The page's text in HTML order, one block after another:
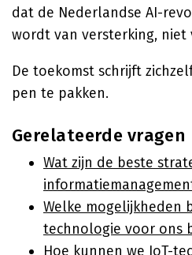
dat de Nederlandse AI-
wordt van versterking, niet
De toekomst schrijft
pen te pakken.
Gerelateerde vragen
Wat zijn de beste
Welke mogelijkheden
technologie voor ons
Hoe kunnen we IoT-